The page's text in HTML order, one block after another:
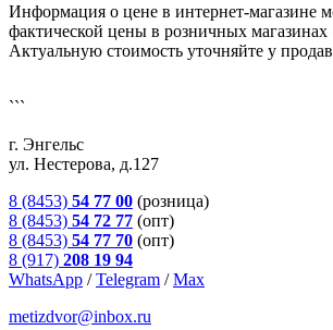
Информация о цене в интернет-магазине
фактической цены в розничных
Актуальную стоимость уточняйте у
```
г. Энгельс
ул. Нестерова, д.127
8 (8453) 54 77 00 (розница)
8 (8453) 54 72 77 (опт)
8 (8453) 54 77 70 (опт)
8 (917) 208 19 94
WhatsApp /Telegram /Max
metizdvor@inbox.ru